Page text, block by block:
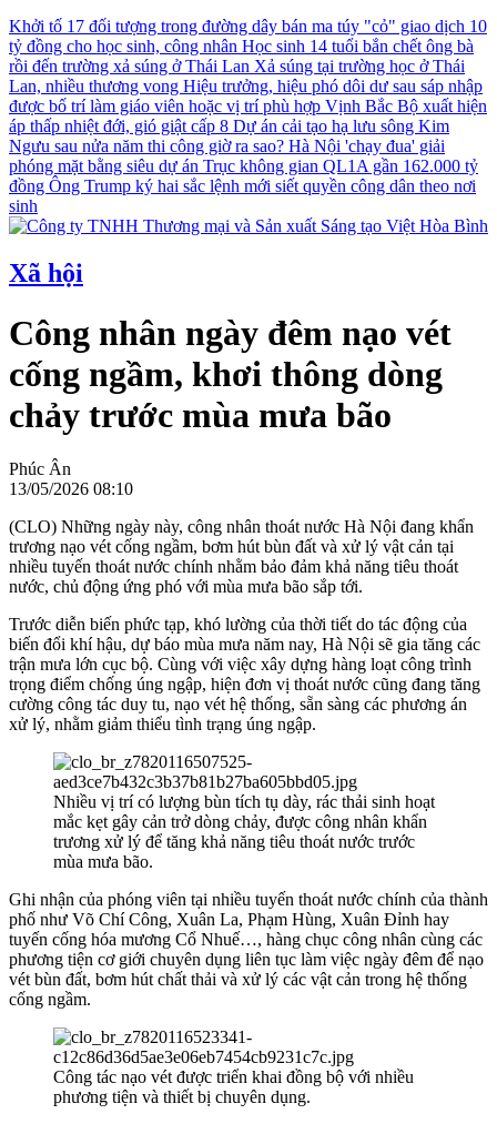
Khởi tố 17 đối tượng trong đường dây bán ma túy "cỏ" giao dịch 10
tỷ đồng cho học sinh, công nhân Học sinh 14 tuổi bắn chết ông bà
rồi đến trường xả súng ở Thái Lan Xả súng tại trường học ở Thái
Lan, nhiều thương vong Hiệu trưởng, hiệu phó dôi dư sau sáp nhập
được bố trí làm giáo viên hoặc vị trí phù hợp Vịnh Bắc Bộ xuất hiện
áp thấp nhiệt đới, gió giật cấp 8 Dự án cải tạo hạ lưu sông Kim
Ngưu sau nửa năm thi công giờ ra sao? Hà Nội 'chạy đua' giải
phóng mặt bằng siêu dự án Trục không gian QL1A gần 162.000 tỷ
đồng Ông Trump ký hai sắc lệnh mới siết quyền công dân theo nơi
sinh
Xã hội
Công nhân ngày đêm nạo vét
cống ngầm, khơi thông dòng
chảy trước mùa mưa bão
Phúc Ân
13/05/2026 08:10
(CLO) Những ngày này, công nhân thoát nước Hà Nội đang khẩn
trương nạo vét cống ngầm, bơm hút bùn đất và xử lý vật cản tại
nhiều tuyến thoát nước chính nhằm bảo đảm khả năng tiêu thoát
nước, chủ động ứng phó với mùa mưa bão sắp tới.
Trước diễn biến phức tạp, khó lường của thời tiết do tác động của
biến đổi khí hậu, dự báo mùa mưa năm nay, Hà Nội sẽ gia tăng các
trận mưa lớn cục bộ. Cùng với việc xây dựng hàng loạt công trình
trọng điểm chống úng ngập, hiện đơn vị thoát nước cũng đang tăng
cường công tác duy tu, nạo vét hệ thống, sẵn sàng các phương án
xử lý, nhằm giảm thiểu tình trạng úng ngập.
Nhiều vị trí có lượng bùn tích tụ dày, rác thải sinh hoạt
mắc kẹt gây cản trở dòng chảy, được công nhân khẩn
trương xử lý để tăng khả năng tiêu thoát nước trước
mùa mưa bão.
Ghi nhận của phóng viên tại nhiều tuyến thoát nước chính của thành
phố như Võ Chí Công, Xuân La, Phạm Hùng, Xuân Đỉnh hay
tuyến cống hóa mương Cổ Nhuế…, hàng chục công nhân cùng các
phương tiện cơ giới chuyên dụng liên tục làm việc ngày đêm để nạo
vét bùn đất, bơm hút chất thải và xử lý các vật cản trong hệ thống
cống ngầm.
Công tác nạo vét được triển khai đồng bộ với nhiều
phương tiện và thiết bị chuyên dụng.